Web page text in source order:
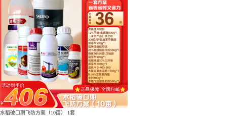
水稻破口期飞防方案（10亩） 1套